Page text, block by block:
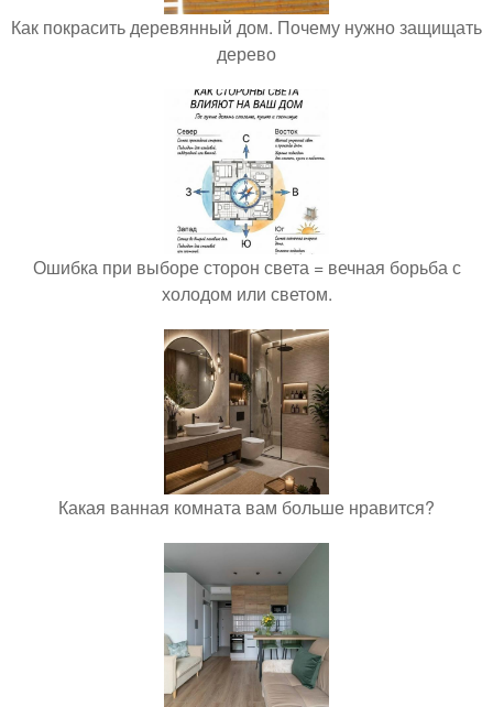
Как покрасить деревянный дом. Почему нужно защищать
дерево
Ошибка при выборе сторон света = вечная борьба с
холодом или светом.
Какая ванная комната вам больше нравится?